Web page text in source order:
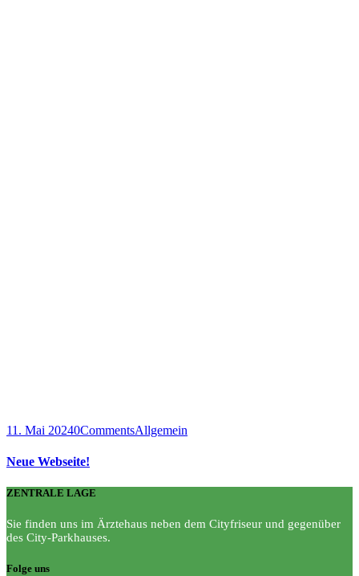
11. Mai 20240CommentsAllgemein
Neue Webseite!
ZENTRALE LAGE
Sie finden uns im Ärztehaus neben dem Cityfriseur und gegenüber
des City-Parkhauses.
Folge uns